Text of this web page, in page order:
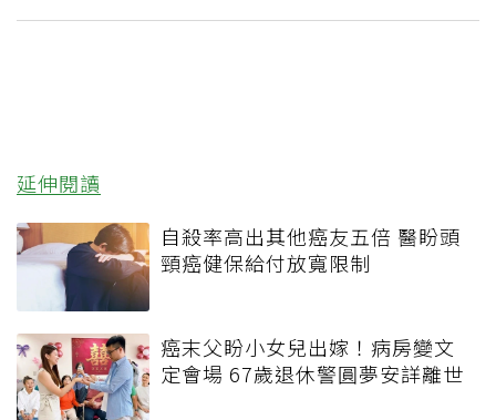
延伸閱讀
自殺率高出其他癌友五倍 醫盼頭
頸癌健保給付放寬限制
癌末父盼小女兒出嫁！病房變文
定會場 67歲退休警圓夢安詳離世